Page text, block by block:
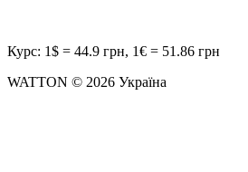
Курс: 1$ = 44.9 грн, 1€ = 51.86 грн
WATTON © 2026 Україна